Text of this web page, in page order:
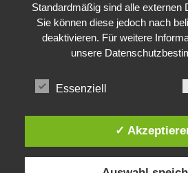
Standardmäßig sind alle externen
Sie können diese jedoch nach
deaktivieren. Für weitere
unsere
Essenziell
✓